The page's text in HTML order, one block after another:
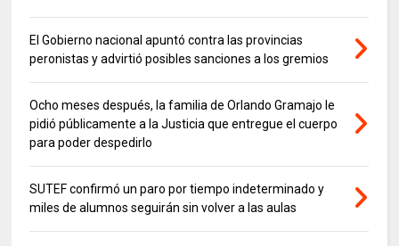
El Gobierno nacional apuntó contra las provincias
peronistas y advirtió posibles sanciones a los gremios
Ocho meses después, la familia de Orlando Gramajo le
pidió públicamente a la Justicia que entregue el cuerpo
para poder despedirlo
SUTEF confirmó un paro por tiempo indeterminado y
miles de alumnos seguirán sin volver a las aulas